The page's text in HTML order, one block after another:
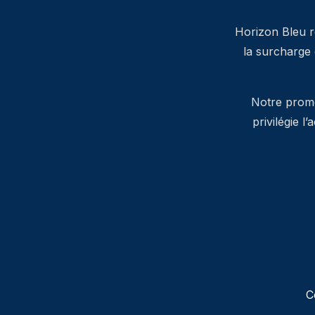
Horizon Bleu
la
Notre
privilégie